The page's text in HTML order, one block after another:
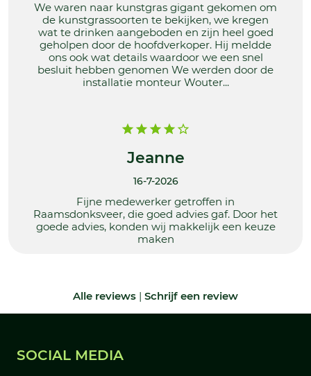
We waren naar kunstgras gigant gekomen om
de kunstgrassoorten te bekijken, we kregen
wat te drinken aangeboden en zijn heel goed
geholpen door de hoofdverkoper. Hij meldde
ons ook wat details waardoor we een snel
besluit hebben genomen We werden door de
installatie monteur Wouter...
Jeanne
16-7-2026
Fijne medewerker getroffen in
Raamsdonksveer, die goed advies gaf. Door het
goede advies, konden wij makkelijk een keuze
maken
Alle reviews | Schrijf een review
SOCIAL MEDIA